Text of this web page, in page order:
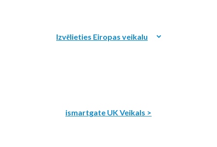
ismartgate UK Veikals >